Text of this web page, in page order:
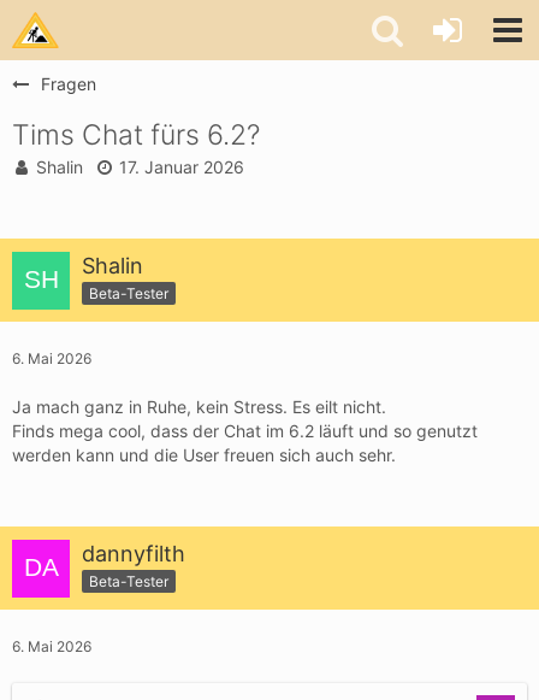
Fragen
Tims Chat fürs 6.2?
Shalin 17. Januar 2026
Shalin
Beta-Tester
6. Mai 2026
Ja mach ganz in Ruhe, kein Stress. Es eilt nicht.
Finds mega cool, dass der Chat im 6.2 läuft und so genutzt
werden kann und die User freuen sich auch sehr.
dannyfilth
Beta-Tester
6. Mai 2026